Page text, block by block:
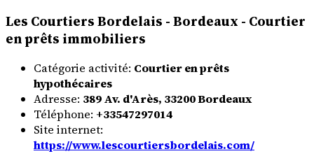
Les Courtiers Bordelais - Bordeaux - Courtier
en prêts immobiliers
Catégorie activité: Courtier en prêts
hypothécaires
Adresse: 389 Av. d'Arès, 33200 Bordeaux
Téléphone: +33547297014
Site internet:
https://www.lescourtiersbordelais.com/